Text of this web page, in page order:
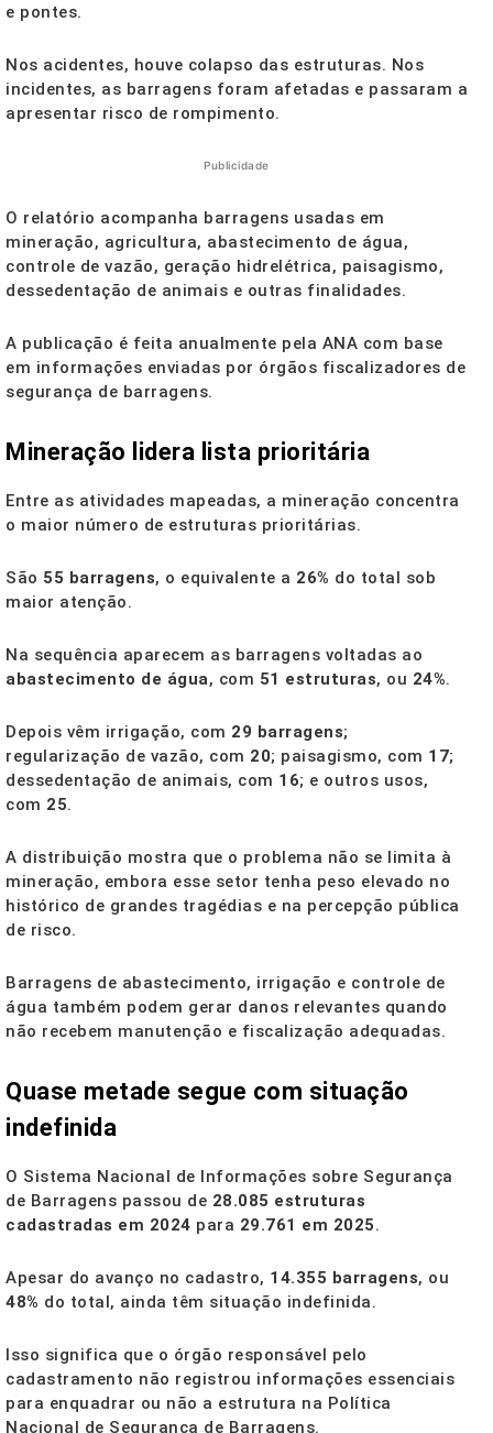
e pontes.
Nos acidentes, houve colapso das estruturas. Nos
incidentes, as barragens foram afetadas e passaram a
apresentar risco de rompimento.
Publicidade
O relatório acompanha barragens usadas em
mineração, agricultura, abastecimento de água,
controle de vazão, geração hidrelétrica, paisagismo,
dessedentação de animais e outras finalidades.
A publicação é feita anualmente pela ANA com base
em informações enviadas por órgãos fiscalizadores de
segurança de barragens.
Mineração lidera lista prioritária
Entre as atividades mapeadas, a mineração concentra
o maior número de estruturas prioritárias.
São 55 barragens, o equivalente a 26% do total sob
maior atenção.
Na sequência aparecem as barragens voltadas ao
abastecimento de água, com 51 estruturas, ou 24%.
Depois vêm irrigação, com 29 barragens;
regularização de vazão, com 20; paisagismo, com 17;
dessedentação de animais, com 16; e outros usos,
com 25.
A distribuição mostra que o problema não se limita à
mineração, embora esse setor tenha peso elevado no
histórico de grandes tragédias e na percepção pública
de risco.
Barragens de abastecimento, irrigação e controle de
água também podem gerar danos relevantes quando
não recebem manutenção e fiscalização adequadas.
Quase metade segue com situação
indefinida
O Sistema Nacional de Informações sobre Segurança
de Barragens passou de 28.085 estruturas
cadastradas em 2024 para 29.761 em 2025.
Apesar do avanço no cadastro, 14.355 barragens, ou
48% do total, ainda têm situação indefinida.
Isso significa que o órgão responsável pelo
cadastramento não registrou informações essenciais
para enquadrar ou não a estrutura na Política
Nacional de Segurança de Barragens.